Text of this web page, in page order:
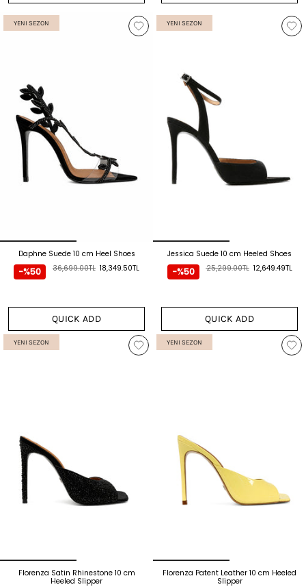
YENI SEZON
Daphne Suede 10 cm Heel Shoes
18,349.50TL
36,699.00TL
-%50
QUICK ADD
YENI SEZON
Jessica Suede 10 cm Heeled Shoes
12,649.49TL
25,299.00TL
-%50
QUICK ADD
YENI SEZON
Florenza Satin Rhinestone 10 cm
Heeled Slipper
YENI SEZON
Florenza Patent Leather 10 cm Heeled
Slipper